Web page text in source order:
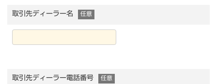
取引先ディーラー名 任意
取引先ディーラー電話番号 任意